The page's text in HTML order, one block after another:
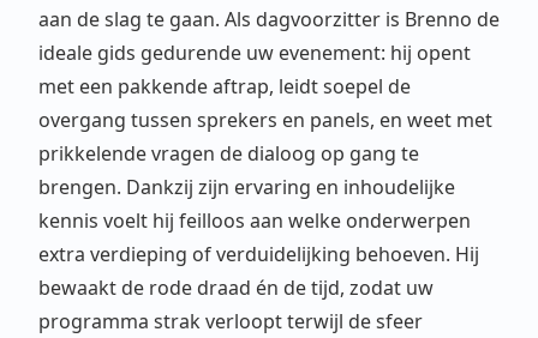
aan de slag te gaan. Als dagvoorzitter is Brenno de
ideale gids gedurende uw evenement: hij opent
met een pakkende aftrap, leidt soepel de
overgang tussen sprekers en panels, en weet met
prikkelende vragen de dialoog op gang te
brengen. Dankzij zijn ervaring en inhoudelijke
kennis voelt hij feilloos aan welke onderwerpen
extra verdieping of verduidelijking behoeven. Hij
bewaakt de rode draad én de tijd, zodat uw
programma strak verloopt terwijl de sfeer